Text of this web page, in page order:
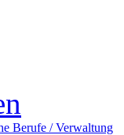
Berufe / Verwaltung